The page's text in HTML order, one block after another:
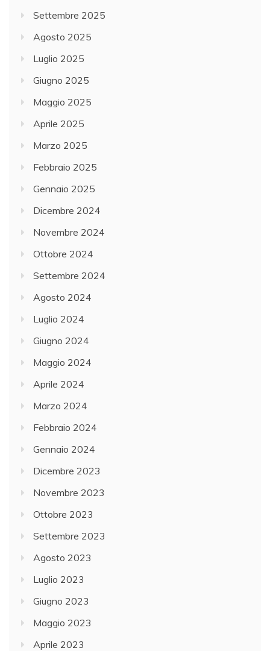
Settembre 2025
Agosto 2025
Luglio 2025
Giugno 2025
Maggio 2025
Aprile 2025
Marzo 2025
Febbraio 2025
Gennaio 2025
Dicembre 2024
Novembre 2024
Ottobre 2024
Settembre 2024
Agosto 2024
Luglio 2024
Giugno 2024
Maggio 2024
Aprile 2024
Marzo 2024
Febbraio 2024
Gennaio 2024
Dicembre 2023
Novembre 2023
Ottobre 2023
Settembre 2023
Agosto 2023
Luglio 2023
Giugno 2023
Maggio 2023
Aprile 2023